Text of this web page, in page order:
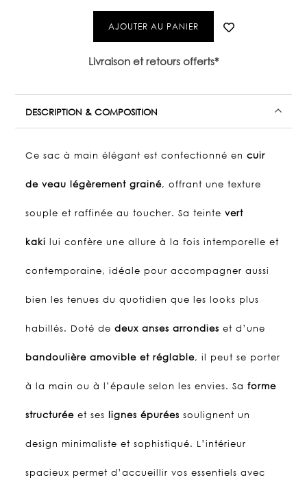
AJOUTER AU PANIER
Livraison et retours offerts*
DESCRIPTION & COMPOSITION
Ce sac à main élégant est confectionné encuir
de veau légèrement grainé, offrant une texture
souple et raffinée au toucher. Sa teintevert
kaki lui confère une allure à la fois intemporelle et
contemporaine, idéale pour accompagner aussi
bien les tenues du quotidien que les looks plus
habillés. Doté dedeux anses arrondies et d’une
bandoulière amovible et réglable, il peut se porter
à la main ou à l’épaule selon les envies. Saforme
structurée et ses lignes épurées soulignent un
design minimaliste et sophistiqué. L’intérieur
spacieux permet d’accueillir vos essentiels avec